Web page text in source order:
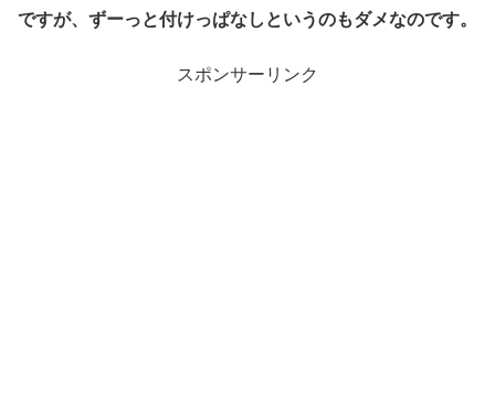
ですが、ずーっと付けっぱなしというのもダメなのです。
スポンサーリンク